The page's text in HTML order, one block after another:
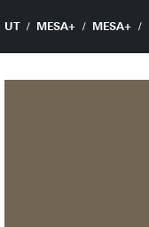
UT MESA+ MESA+